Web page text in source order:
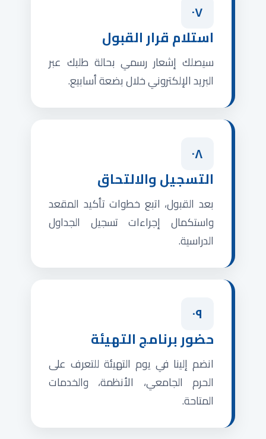
٠٧
استلام قرار القبول
سيصلك إشعار رسمي بحالة طلبك عبر
البريد الإلكتروني خلال بضعة أسابيع.
٠٨
التسجيل والالتحاق
بعد القبول، اتبع خطوات تأكيد المقعد
واستكمال إجراءات تسجيل الجداول
الدراسية.
٠٩
حضور برنامج التهيئة
انضم إلينا في يوم التهيئة للتعرف على
الحرم الجامعي، الأنظمة، والخدمات
المتاحة.